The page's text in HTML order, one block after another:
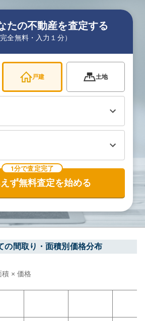
たの不動産を査定する
完全無料・入力１分）
戸建 土地
1分で査定完了
ず無料査定を始める
の間取り・面積別価格分布
積 × 価格